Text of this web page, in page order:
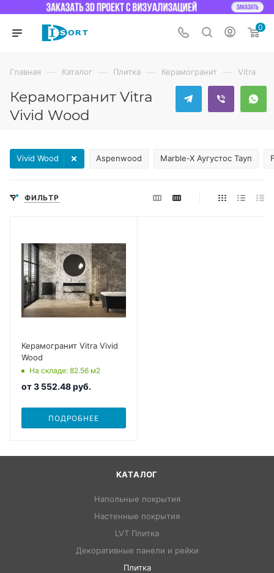
0
Главная — Каталог — Плитка — Керамогранит — Vitra
Керамогранит Vitra
Vivid Wood
Aspenwood Marble-X Аугустос Тауп
Vivid Wood
ФИЛЬТР
Керамогранит Vitra Vivid
Wood
На складе: 82.56 м2
от3 552.48 руб.
ПОДРОБНЕЕ
КАТАЛОГ
Напольные покрытия
Настенные покрытия
LVT Плитка
Декоративные панели и рейки
Плитка